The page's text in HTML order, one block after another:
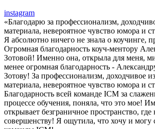
instagram
«Благодарю за профессионализм,
материала, невероятное чувство юмора и
Я абсолютно ничего не знала о коучинге,
Огромная благодарность коуч-ментору
Зотовой! Именно она, открыла для меня,
менее огромная благодарность -
Зотову! За профессионализм, доходчивое
материала, невероятное чувство юмора и
Благодарность всей команде ICM за
процессе обучения, поняла, что это мое!
открывает безграничное пространство, где
совершенству! Я ощутила, что хочу и могу